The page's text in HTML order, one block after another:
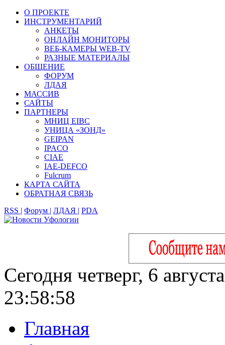
О ПРОЕКТЕ
ИНСТРУМЕНТАРИЙ
АНКЕТЫ
ОНЛАЙН МОНИТОРЫ
ВЕБ-КАМЕРЫ WEB-TV
РАЗНЫЕ МАТЕРИАЛЫ
ОБЩЕНИЕ
ФОРУМ
ЛДАЯ
МАССИВ
САЙТЫ
ПАРТНЕРЫ
МНИЦ EIBC
УНИЦА «ЗОНД»
GEIPAN
IPACO
CIAE
IAE-DEFCO
Fulcrum
КАРТА САЙТА
ОБРАТНАЯ СВЯЗЬ
RSS | Форум | ЛДАЯ | PDA
Сегодня четверг, 6
23:58:59
Главная